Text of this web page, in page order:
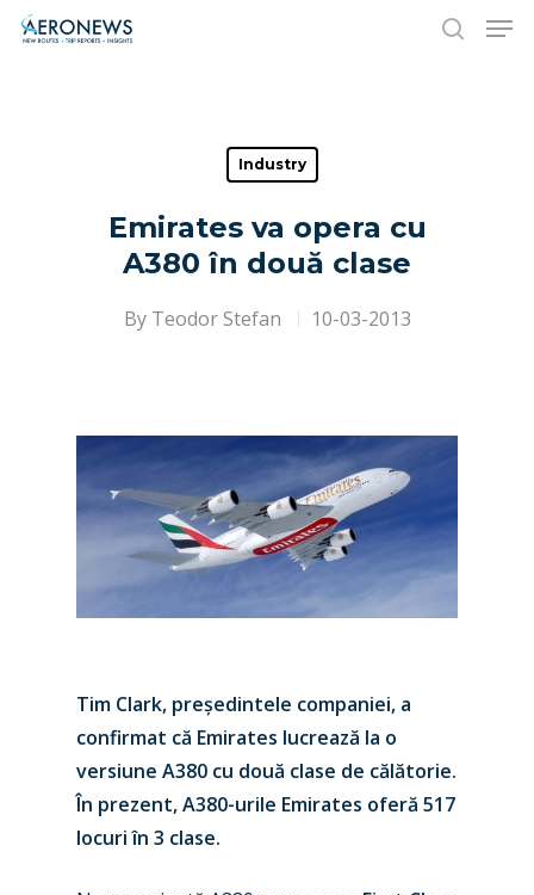
Hit enter to search or ESC to close
Industry
Emirates va opera cu
A380 în două clase
By Teodor Stefan 10-03-2013
Tim Clark, președintele companiei, a
confirmat că Emirates lucrează la o
versiune A380 cu două clase de călătorie.
În prezent, A380-urile Emirates oferă 517
locuri în 3 clase.